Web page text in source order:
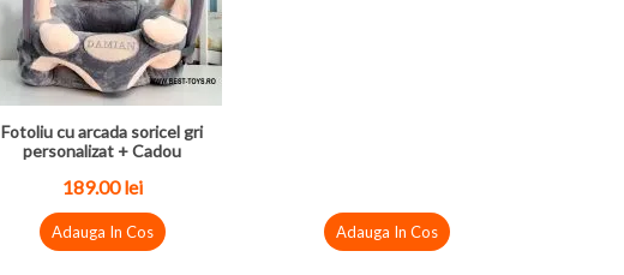
Fotoliu cu arcada soricel gri
personalizat + Cadou
189.00lei
Adauga In Cos Adauga In Cos